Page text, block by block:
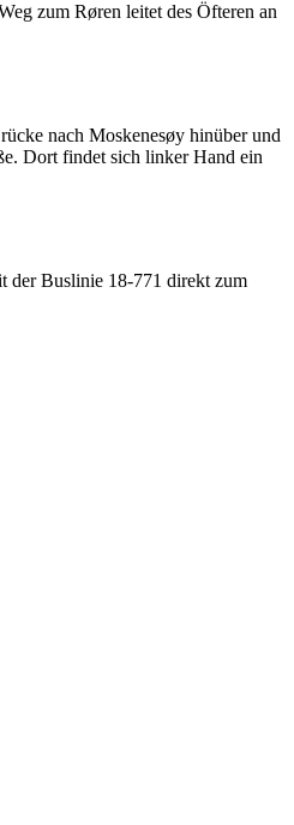
zum Røren leitet des Öfteren an
nach Moskenesøy hinüber und
Dort findet sich linker Hand ein
der Buslinie 18-771 direkt zum